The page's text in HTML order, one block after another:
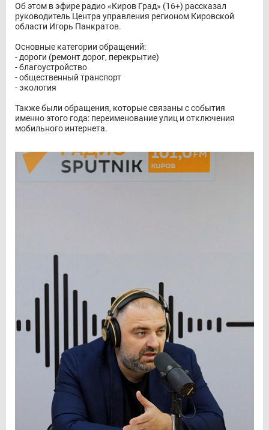
Об этом в эфире радио «Киров Град» (16+) рассказал
руководитель Центра управления регионом Кировской
области Игорь Панкратов.
Основные категории обращений:
- дороги (ремонт дорог, перекрытие)
- благоустройство
- общественный транспорт
- экология
Также были обращения, которые связаны с события
именно этого года: переименование улиц и отключения
мобильного интернета.